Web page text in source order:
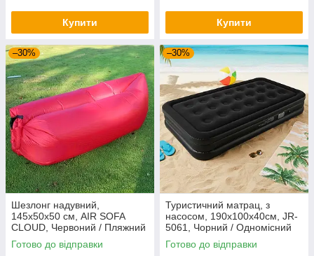
Купити Купити
–30%
Шезлонг надувний,
145х50х50 см, AIR SOFA
CLOUD, Червоний / Пляжний
диван-мішок / Ламзак /
Надувний матрац
Готово до відправки
–30%
Туристичний матрац, з
насосом, 190х100х40см, JR-
5061, Чорний / Одномісний
матрац / Одномісний
надувний матрац
Готово до відправки